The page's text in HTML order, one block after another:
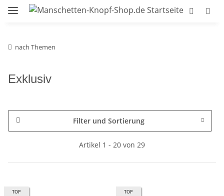
nach Themen
Exklusiv
Filter und Sortierung
Artikel 1 - 20 von 29
TOP TOP